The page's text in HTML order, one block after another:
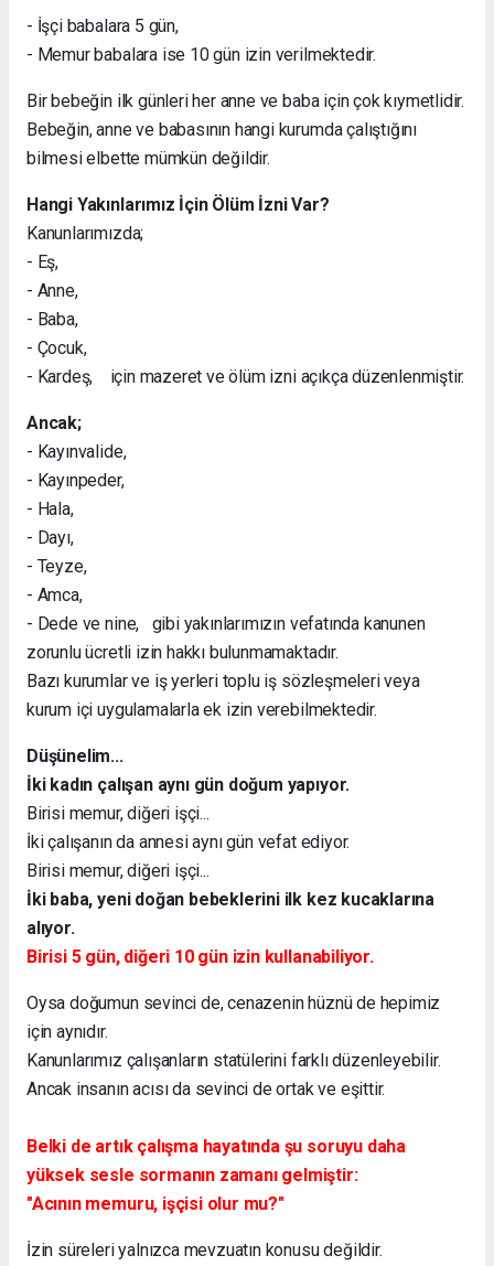
- İşçi babalara 5 gün,
- Memur babalara ise 10 gün izin verilmektedir.
Bir bebeğin ilk günleri her anne ve baba için çok kıymetlidir.
Bebeğin, anne ve babasının hangi kurumda çalıştığını
bilmesi elbette mümkün değildir.
Hangi Yakınlarımız İçin Ölüm İzni Var?
Kanunlarımızda;
- Eş,
- Anne,
- Baba,
- Çocuk,
- Kardeş, için mazeret ve ölüm izni açıkça düzenlenmiştir.
Ancak;
- Kayınvalide,
- Kayınpeder,
- Hala,
- Dayı,
- Teyze,
- Amca,
- Dede ve nine, gibi yakınlarımızın vefatında kanunen
zorunlu ücretli izin hakkı bulunmamaktadır.
Bazı kurumlar ve iş yerleri toplu iş sözleşmeleri veya
kurum içi uygulamalarla ek izin verebilmektedir.
Düşünelim...
İki kadın çalışan aynı gün doğum yapıyor.
Birisi memur, diğeri işçi...
İki çalışanın da annesi aynı gün vefat ediyor.
Birisi memur, diğeri işçi...
İki baba, yeni doğan bebeklerini ilk kez kucaklarına
alıyor.
Birisi 5 gün, diğeri 10 gün izin kullanabiliyor.
Oysa doğumun sevinci de, cenazenin hüznü de hepimiz
için aynıdır.
Kanunlarımız çalışanların statülerini farklı düzenleyebilir.
Ancak insanın acısı da sevinci de ortak ve eşittir.
Belki de artık çalışma hayatında şu soruyu daha
yüksek sesle sormanın zamanı gelmiştir:
"Acının memuru, işçisi olur mu?"
İzin süreleri yalnızca mevzuatın konusu değildir.